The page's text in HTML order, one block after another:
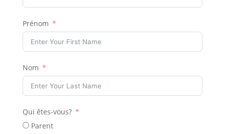
Prénom
Nom
Qui êtes-vous?
Parent